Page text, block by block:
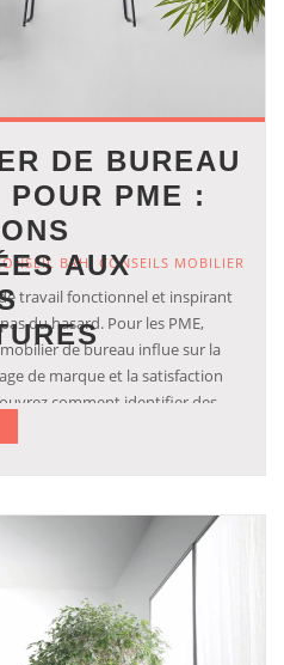
DE BUREAU
POUR PME :
AUX
BRH CONSEILS MOBILIER
travail fonctionnel et inspirant
du hasard. Pour les PME,
de bureau influe sur la
de marque et la satisfaction
comment identifier des
adaptées à la réalité des